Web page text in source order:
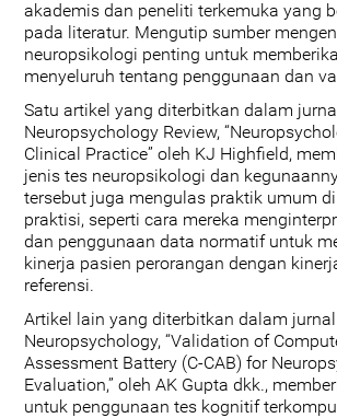
akademis dan peneliti terkemuka yang
pada literatur. Mengutip sumber
neuropsikologi penting untuk
menyeluruh tentang penggunaan dan
Satu artikel yang diterbitkan dalam jurnal
Neuropsychology Review,
Clinical Practice” oleh KJ Highfield,
jenis tes neuropsikologi dan
tersebut juga mengulas praktik umum
praktisi, seperti cara mereka
dan penggunaan data normatif untuk
kinerja pasien perorangan dengan
referensi.
Artikel lain yang diterbitkan dalam
Neuropsychology, “Validation of
Assessment Battery (C-CAB) for
Evaluation,” oleh AK Gupta dkk.,
untuk penggunaan tes kognitif